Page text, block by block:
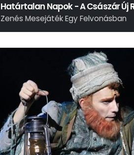
Határtalan Napok - A Császár Új
Zenés Mesejáték Egy Felvonásban
Hans Christian Andersen